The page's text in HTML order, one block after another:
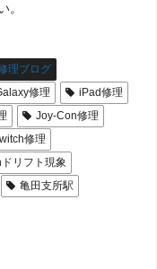
。
理ブログ
修理
iPad修理
Joy-Con修理
修理
リフト現象
亀田支所駅